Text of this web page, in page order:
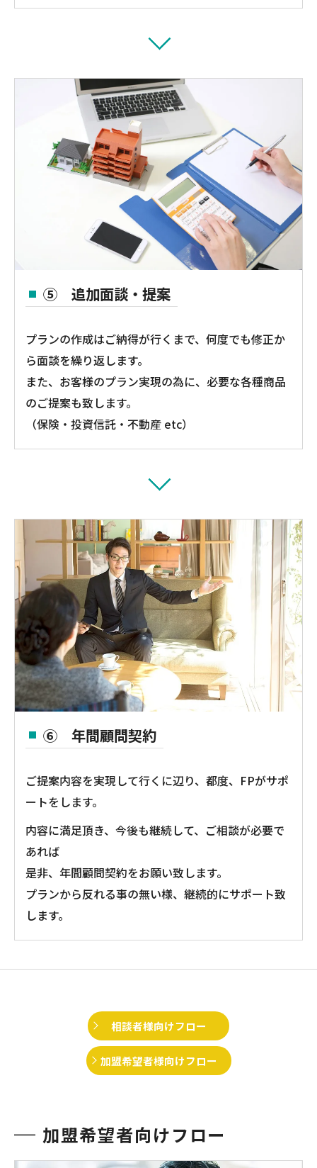
⑤ 追加面談・提案
プランの作成はご納得が行くまで、何度でも修正か
ら面談を繰り返します。
また、お客様のプラン実現の為に、必要な各種商品
のご提案も致します。
（保険・投資信託・不動産 etc）
⑥ 年間顧問契約
ご提案内容を実現して行くに辺り、都度、FPがサポ
ートをします。
内容に満足頂き、今後も継続して、ご相談が必要で
あれば
是非、年間顧問契約をお願い致します。
プランから反れる事の無い様、継続的にサポート致
します。
相談者様向けフロー
加盟希望者様向けフロー
加盟希望者向けフロー